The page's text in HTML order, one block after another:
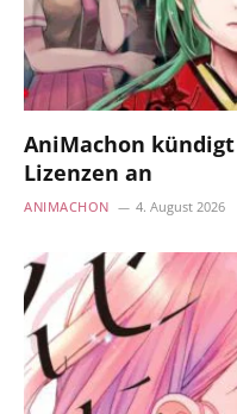
AniMachon
Lizenzen an
ANIMACHON 4. August 2026